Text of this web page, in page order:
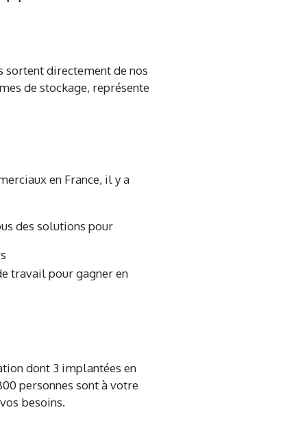
sortent directement de nos
de stockage, représente
en France, il y a
des solutions pour
travail pour gagner en
dont 3 implantées en
personnes sont à votre
besoins.